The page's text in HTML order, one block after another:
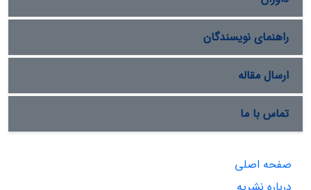
راهنمای نویسندگان
ارسال مقاله
تماس با ما
صفحه اصلی